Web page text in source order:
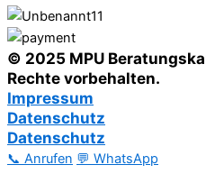
© 2025 MPU
Rechte vorbehalten.
Impressum
Datenschutz
Datenschutz
📞 Anrufen 💬 WhatsApp